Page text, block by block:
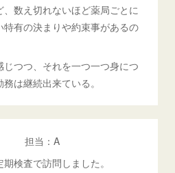
数え切れないほど薬局ごとに
有の決まりや約束事があるの
つつ、それを一つ一つ身につ
は継続出来ている。
：A
検査で訪問しました。